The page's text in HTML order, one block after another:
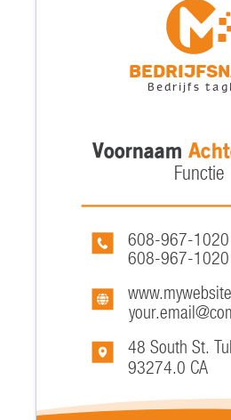
INLOGGEN
48 South St.
93274.0 CA
608-967-1020
608-967-1020
Functie
Voornaam
Bedrijfs